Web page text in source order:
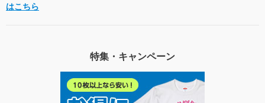
はこちら
特集・キャンペーン